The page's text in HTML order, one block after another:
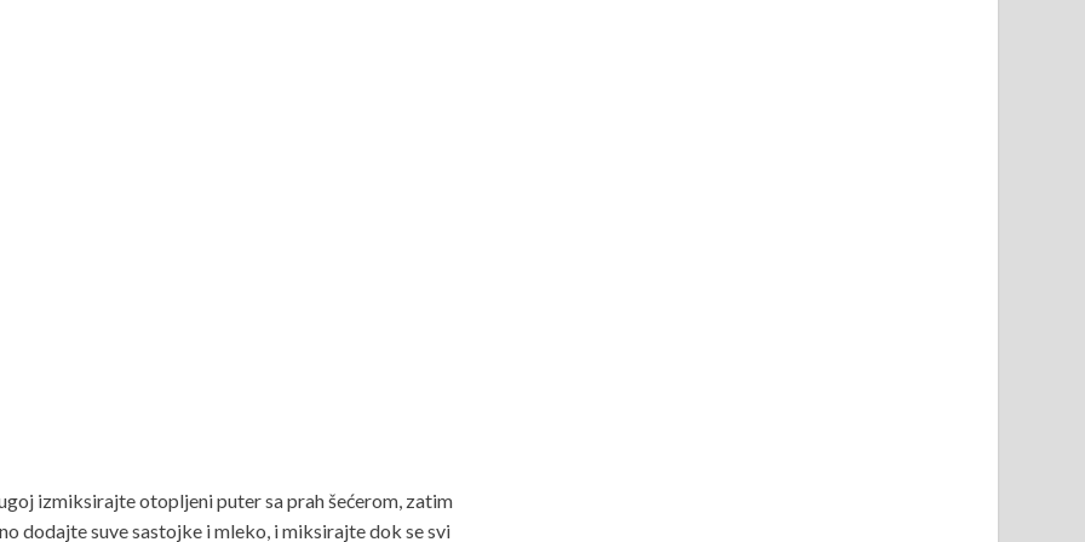
izmiksirajte otopljeni puter sa prah šećerom, zatim
dodajte suve sastojke i mleko, i miksirajte dok se svi